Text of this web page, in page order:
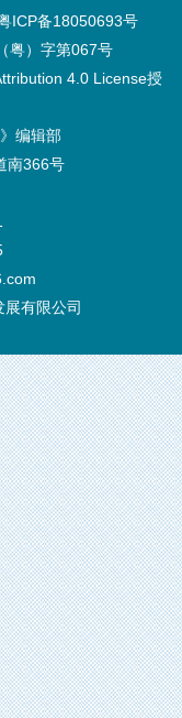
ICP备18050693号
粤）字第067号
4.0 License授
编辑部
南366号
有限公司